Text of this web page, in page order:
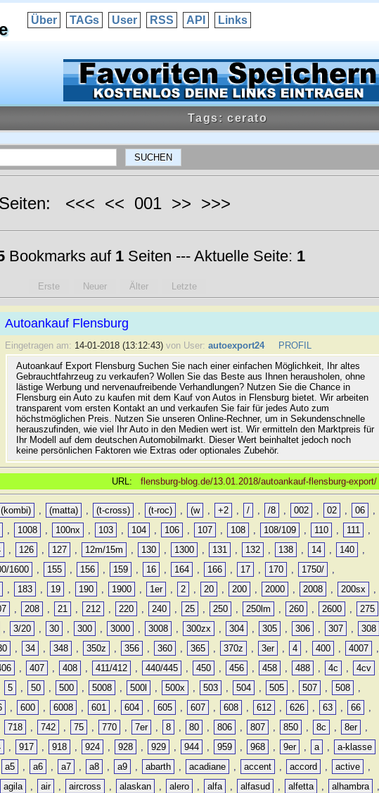
Über TAGs User RSS API Links
Tags: cerato
Seiten: <<< << 001 >> >>>
Bookmarks auf 1Seiten --- Aktuelle Seite: 1
Erste Neuer Älter Letzte
Autoankauf Flensburg
Eingetragen am: 14-01-2018 (13:12:43) von User: autoexport24
PROFIL
Autoankauf Export Flensburg Suchen Sie nach einer einfachen Möglichkeit, Ihr altes
Gebrauchtfahrzeug zu verkaufen? Wollen Sie das Beste aus Ihnen herausholen, ohne
lästige Werbung und nervenaufreibende Verhandlungen? Nutzen Sie die Chance in
Flensburg ein Auto zu kaufen mit dem Kauf von Autos in Flensburg bietet. Wir arbeiten
transparent vom ersten Kontakt an und verkaufen Sie fair für jedes Auto zum
höchstmöglichen Preis. Nutzen Sie unseren Online-Rechner, um in Sekundenschnelle
herauszufinden, wie viel Ihr Auto in den Medien wert ist. Wir ermitteln den Marktpreis für
Ihr Modell auf dem deutschen Automobilmarkt. Dieser Wert beinhaltet jedoch noch
keine persönlichen Faktoren wie Extras oder optionales Zubehör.
URL: flensburg-blog.de/13.01.2018/autoankauf-flensburg-export/
(kombi) , (matta) , (t-cross) , (t-roc) , (w , +2 , / , /8 , 002 , 02 , 06
,
, 1008 , 100nx , 103 , 104 , 106 , 107 , 108 , 108/109 , 110 , 111
,
, 126 , 127 , 12m/15m , 130 , 1300 , 131 , 132 , 138 , 14 , 140
,
1600 , 155 , 156 , 159 , 16 , 164 , 166 , 17 , 170 , 1750/
,
, 183 , 19 , 190 , 1900 , 1er , 2 , 20 , 200 , 2000 , 2008 , 200sx
,
, 208 , 21 , 212 , 220 , 240 , 25 , 250 , 250lm , 260 , 2600 ,
275
, 3/20 , 30 , 300 , 3000 , 3008 , 300zx , 304 , 305 , 306 , 307 ,
308
, 34 , 348 , 350z , 356 , 360 , 365 , 370z , 3er , 4 , 400 , 4007
,
, 407 , 408 , 411/412 , 440/445 , 450 , 456 , 458 , 488 , 4c , 4cv
5 , 50 , 500 , 5008 , 500l , 500x , 503 , 504 , 505 , 507 , 508
,
, 600 , 6008 , 601 , 604 , 605 , 607 , 608 , 612 , 626 , 63 , 66
,
718 , 742 , 75 , 770 , 7er , 8 , 80 , 806 , 807 , 850 , 8c , 8er
,
, 917 , 918 , 924 , 928 , 929 , 944 , 959 , 968 , 9er , a , a-klasse
a5 , a6 , a7 , a8 , a9 , abarth , acadiane , accent , accord , active
,
agila , air , aircross , alaskan , alero , alfa , alfasud , alfetta , alhambra
,